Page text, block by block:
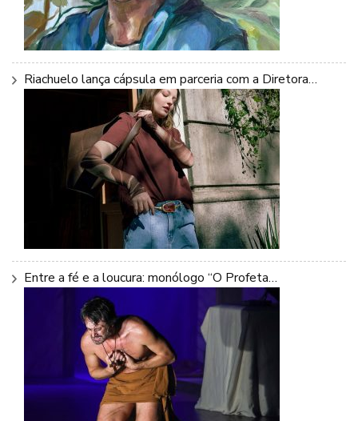
Riachuelo lança cápsula em parceria com a Diretora…
Entre a fé e a loucura: monólogo “O Profeta…